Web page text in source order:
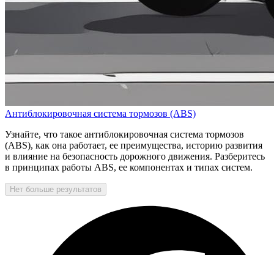
Антиблокировочная система тормозов (ABS)
Узнайте, что такое антиблокировочная система тормозов
(ABS), как она работает, ее преимущества, историю развития
и влияние на безопасность дорожного движения. Разберитесь
в принципах работы ABS, ее компонентах и типах систем.
Нет больше результатов